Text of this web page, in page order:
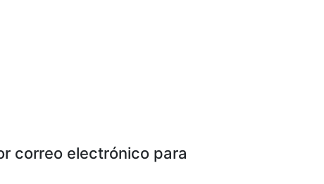
correo electrónico para